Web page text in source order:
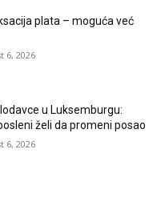
plata – moguća već
6, 2026
u Luksemburgu:
želi da promeni posao
6, 2026